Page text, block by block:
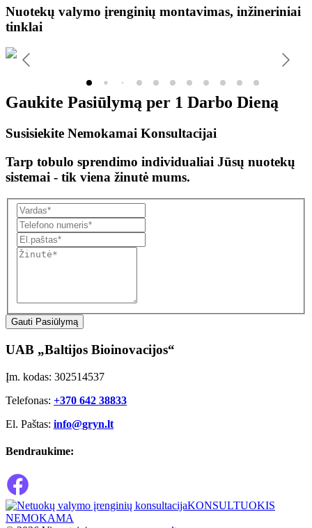
Nuotekų valymo įrenginių montavimas, inžineriniai
tinklai
Gaukite Pasiūlymą per 1 Darbo Dieną
Susisiekite Nemokamai Konsultacijai
Tarp tobulo sprendimo individualiai Jūsų nuotekų
sistemai - tik viena žinutė mums.
Gauti Pasiūlymą
UAB „Baltijos Bioinovacijos“
Įm. kodas: 302514537
Telefonas: +370 642 38833
El. Paštas: info@gryn.lt
Bendraukime:
KONSULTUOKIS
NEMOKAMA